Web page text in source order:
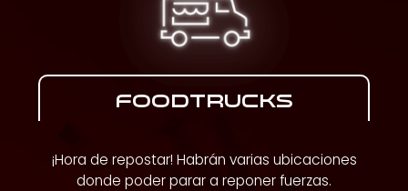
FOODTRUCKS
¡Hora de repostar! Habrán varias ubicaciones
donde poder parar a reponer fuerzas.